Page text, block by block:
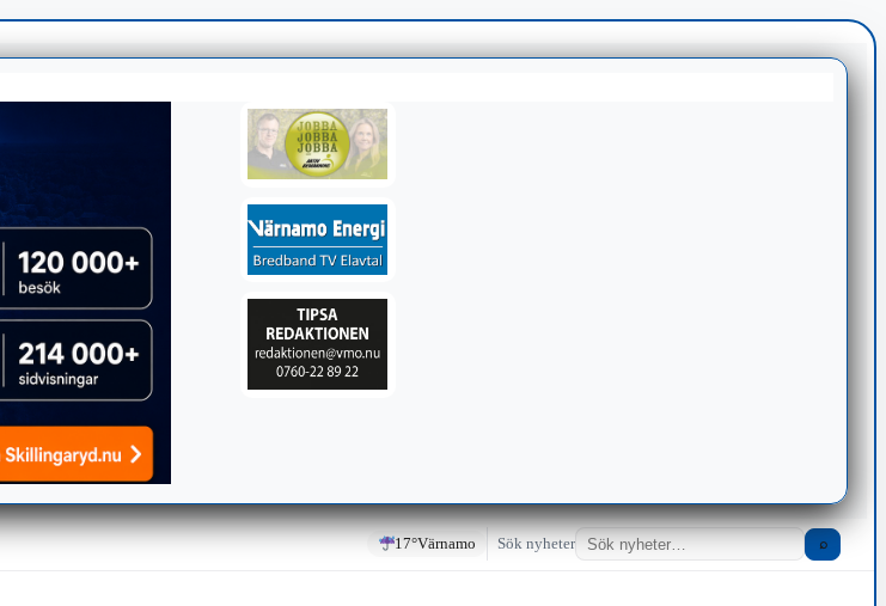
17°Värnamo Sök nyheter ⌕